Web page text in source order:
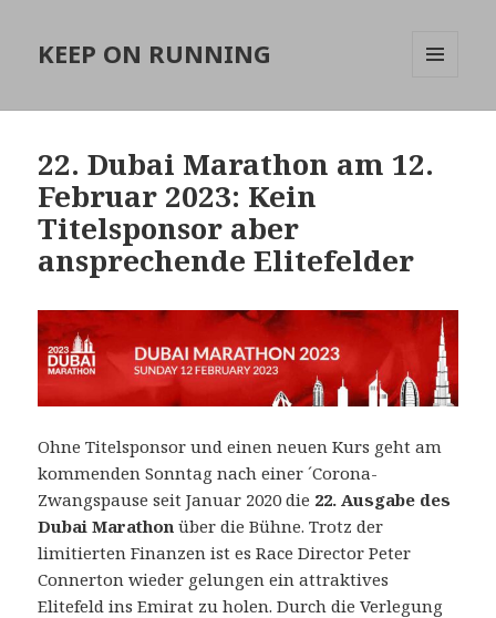
KEEP ON RUNNING
22. Dubai Marathon am 12.
Februar 2023: Kein
Titelsponsor aber
ansprechende Elitefelder
Ohne Titelsponsor und einen neuen Kurs geht am
kommenden Sonntag nach einer ´Corona-
Zwangspause seit Januar 2020 die 22. Ausgabe des
Dubai Marathon über die Bühne.Trotz der
limitierten Finanzen ist es Race Director Peter
Connerton wieder gelungen ein attraktives
Elitefeld ins Emirat zu holen. Durch die Verlegung